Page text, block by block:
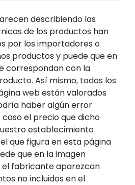
describiendo las
de los productos han
por los importadores o
productos y puede que en
correspondan con la
Así mismo, todos los
web están valorados
haber algún error
el precio que dicho
establecimiento
que figura en esta página
que en la imagen
fabricante aparezcan
no incluidos en el